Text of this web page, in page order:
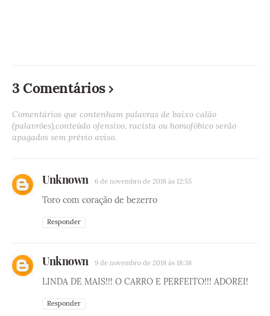
3 Comentários
Comentários que contenham palavras de baixo calão
(palavrões),conteúdo ofensivo, racista ou homofóbico serão
apagados sem prévio aviso.
Unknown 6 de novembro de 2018 às 12:55
Toro com coração de bezerro
Responder
Unknown 9 de novembro de 2018 às 18:38
LINDA DE MAIS!!! O CARRO E PERFEITO!!! ADOREI!
Responder